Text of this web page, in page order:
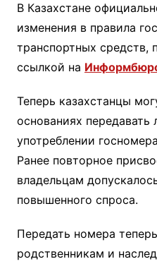
В Казахстане
изменения в правила
транспортных средств,
ссылкой на
Теперь казахстанцы
основаниях
употреблении
Ранее повторное
владельцам
повышенного спроса.
Передать номера
родственникам и